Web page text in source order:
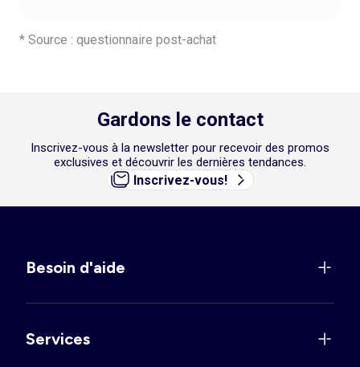
* Source : questionnaire post-achat
Gardons le contact
Inscrivez-vous à la newsletter pour recevoir des promos
exclusives et découvrir les dernières tendances.
Inscrivez-vous!
Besoin d'aide
Services